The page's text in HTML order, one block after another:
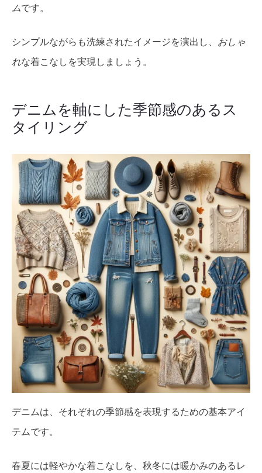
ムです。
シンプルながらも洗練されたイメージを演出し、 おしゃ
れな着こなしを実現しましょう。
デニムを軸にした季節感のあるス
タイリング
デニムは、それぞれの季節感を表現するための基本アイ
テムです。
春夏には軽やかな着こなしを、秋冬には暖かみのあるレ